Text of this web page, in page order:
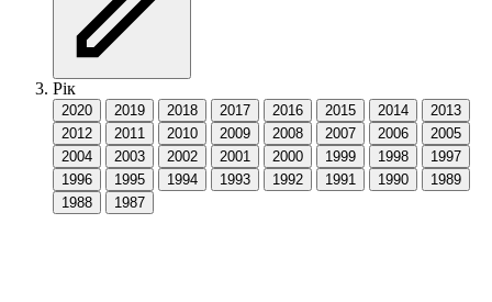
Рік
2020 2019 2018 2017 2016 2015 2014
2013
2012
2011 2010 2009 2008 2007 2006
2005
2004
2003 2002 2001 2000 1999 1998
1997
1996
1995 1994 1993 1992 1991 1990
1989
1988
1987